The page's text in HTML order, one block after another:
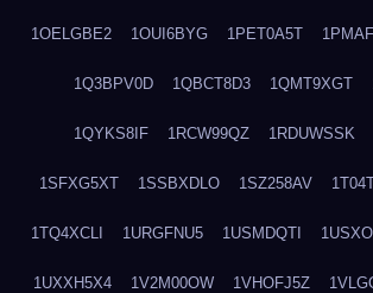
1OELGBE2 1OUI6BYG 1PET0A5T
1Q3BPV0D 1QBCT8D3 1QMT9XGT
1QYKS8IF 1RCW99QZ 1RDUWSSK
1SFXG5XT 1SSBXDLO 1SZ258AV
1TQ4XCLI 1URGFNU5 1USMDQTI
1UXXH5X4 1V2M00OW 1VHOFJ5Z